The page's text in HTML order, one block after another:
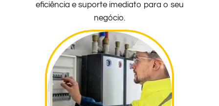
eficiência e suporte imediato para o seu
negócio.